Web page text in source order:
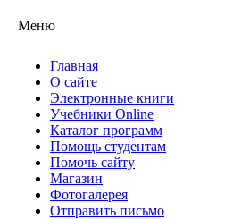
Меню
Главная
О сайте
Электронные книги
Учебники Online
Каталог программ
Помощь студентам
Помочь сайту
Магазин
Фотогалерея
Отправить письмо